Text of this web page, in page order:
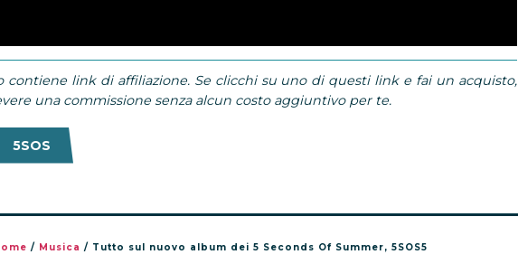
contiene link di affiliazione. Se clicchi su uno di questi link e fai un acquisto,
una commissione senza alcun costo aggiuntivo per te.
5SOS
/ Musica / Tutto sul nuovo album dei 5 Seconds Of Summer, 5SOS5